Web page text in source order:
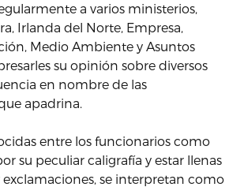
a varios ministerios,
Irlanda del Norte, Empresa,
Medio Ambiente y Asuntos
su opinión sobre diversos
en nombre de las
apadrina.
entre los funcionarios como
su peculiar caligrafía y estar llenas
exclamaciones, se interpretan como